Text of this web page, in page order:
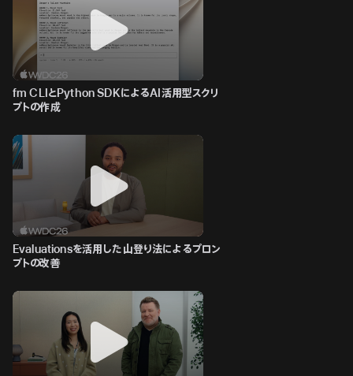
fm CLIとPython SDKによるAI活用型スクリ
プトの作成
Evaluationsを活用した山登り法によるプロン
プトの改善